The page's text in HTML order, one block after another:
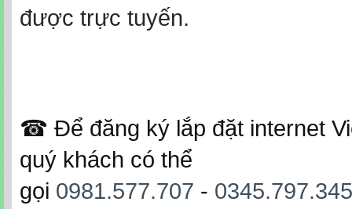
được trực tuyến.
☎ Để đăng ký lắp đặt internet
quý khách có thể
gọi 0981.577.707 - 0345.797.345